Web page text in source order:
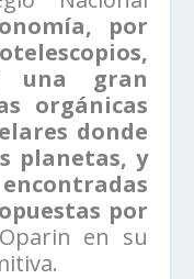
por
una gran
orgánicas
donde
planetas, y
por
en su